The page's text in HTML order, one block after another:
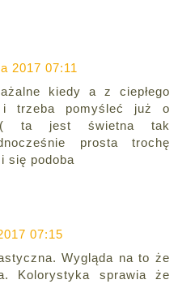
2017 07:11
kiedy a z ciepłego
i trzeba pomyśleć już o
ta jest świetna tak
prosta trochę
się podoba
07:15
Wygląda na to że
Kolorystyka sprawia że